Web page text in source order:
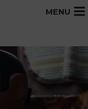
MENU